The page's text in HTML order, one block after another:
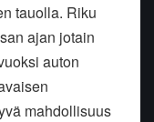
tauolla. Riku
ajan jotain
auton
mahdollisuus